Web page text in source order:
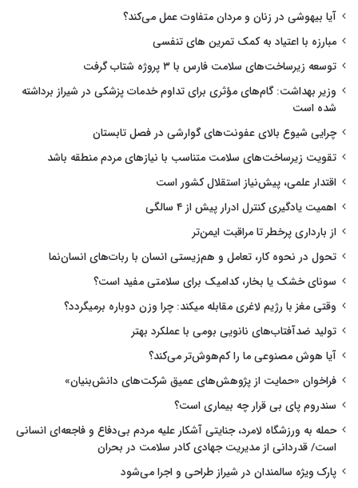
آیا بیهوشی در زنان و مردان متفاوت عمل می‌کند؟
مبارزه با اعتیاد به کمک تمرین های تنفسی
توسعه زیرساخت‌های سلامت فارس با ۳ پروژه شتاب گرفت
وزیر بهداشت: گام‌های مؤثری برای تداوم خدمات پزشکی در شیراز برداشته
شده است
چرایی شیوع بالای عفونت‌های گوارشی در فصل تابستان
تقویت زیرساخت‌های سلامت متناسب با نیازهای مردم منطقه باشد
اقتدار علمی، پیش‌نیاز استقلال کشور است
اهمیت یادگیری کنترل ادرار پیش از ۴ سالگی
از بارداری پرخطر تا مراقبت ایمن‌تر
تحول در نحوه کار، تعامل و هم‌زیستی انسان با ربات‌های انسان‌نما
سونای خشک یا بخار، کدامیک برای سلامتی مفید است؟
وقتی مغز با رژیم لاغری مقابله میکند: چرا وزن دوباره برمیگردد؟
تولید ضدآفتاب‌های نانویی بومی با عملکرد بهتر
آیا هوش مصنوعی ما را کم‌هوش‌تر می‌کند؟
فراخوان «حمایت از پژوهش‌های عمیق شرکت‌های دانش‌بنیان»
سندروم پای بی قرار چه بیماری است؟
حمله به ورزشگاه لامرد، جنایتی آشکار علیه مردم بی‌دفاع و فاجعه‌ای انسانی
است/ قدردانی از مدیریت جهادی کادر سلامت در بحران
پارک ویژه سالمندان در شیراز طراحی و اجرا می‌شود